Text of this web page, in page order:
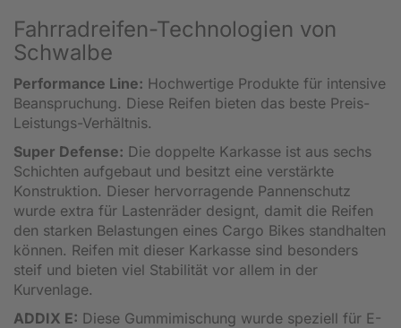
Fahrradreifen-Technologien von
Schwalbe
Performance Line: Hochwertige Produkte für intensive
Beanspruchung. Diese Reifen bieten das beste Preis-
Leistungs-Verhältnis.
Super Defense: Die doppelte Karkasse ist aus sechs
Schichten aufgebaut und besitzt eine verstärkte
Konstruktion. Dieser hervorragende Pannenschutz
wurde extra für Lastenräder designt, damit die Reifen
den starken Belastungen eines Cargo Bikes standhalten
können. Reifen mit dieser Karkasse sind besonders
steif und bieten viel Stabilität vor allem in der
Kurvenlage.
ADDIX E: Diese Gummimischung wurde speziell für E-